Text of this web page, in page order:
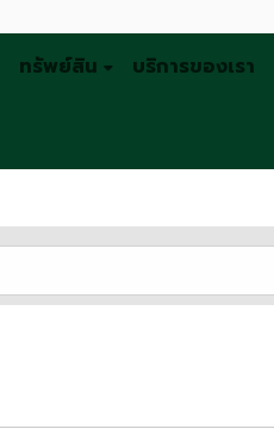
ทรัพย์สิน บริการของเรา